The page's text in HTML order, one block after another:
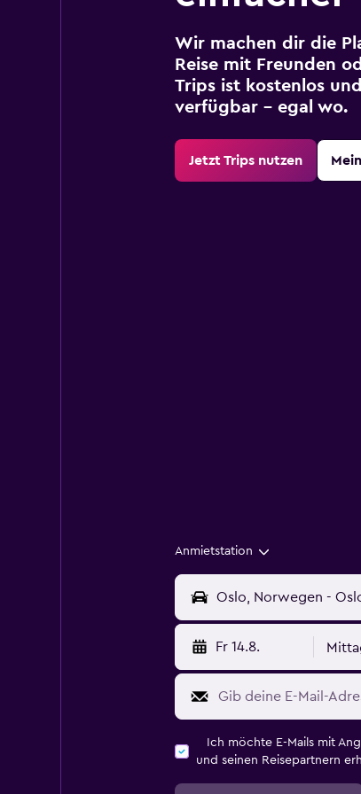
Wir machen dir die
Reise mit Freunden
Trips ist kostenlos
verfügbar – egal wo.
Jetzt Trips nutzen
Anmietstation
Fr 14.8.
Ich möchte E-Mails mit
und seinen Reisepartnern